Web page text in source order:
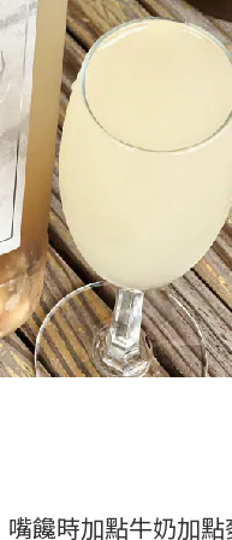
嘴饞時加點牛奶加點